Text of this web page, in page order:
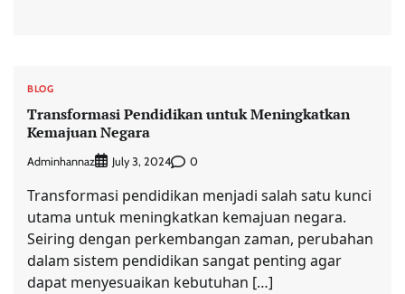
BLOG
Transformasi Pendidikan untuk Meningkatkan
Kemajuan Negara
Adminhannaz July 3, 2024 0
Transformasi pendidikan menjadi salah satu kunci
utama untuk meningkatkan kemajuan negara.
Seiring dengan perkembangan zaman, perubahan
dalam sistem pendidikan sangat penting agar
dapat menyesuaikan kebutuhan […]